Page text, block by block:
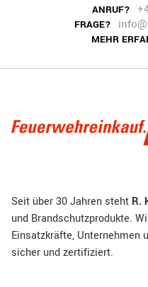
ANRUF?
FRAGE?
MEHR
Seit über 30 Jahren steht R.
und Brandschutzprodukte.
Einsatzkräfte, Unternehmen
sicher und zertifiziert.